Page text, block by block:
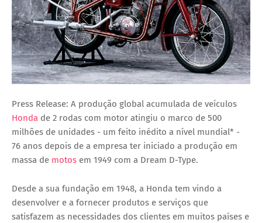
Press Release: A produção global acumulada de veículos
Honda de 2 rodas com motor atingiu o marco de 500
milhões de unidades - um feito inédito a nível mundial* -
76 anos depois de a empresa ter iniciado a produção em
massa de motos em 1949 com a Dream D-Type.
Desde a sua fundação em 1948, a Honda tem vindo a
desenvolver e a fornecer produtos e serviços que
satisfazem as necessidades dos clientes em muitos países e